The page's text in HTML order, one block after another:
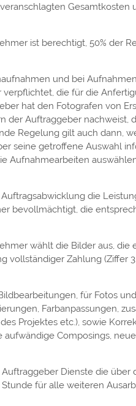
Gesamtkosten
ist berechtigt, 50% der
und bei
verpflichtet, die für die
hat den Fotografen von
der Auftraggeber nachweist,
Regelung gilt auch dann,
seine getroffene Auswahl
Aufnahmearbeiten
die
bevollmächtigt, die
wählt die Bilder aus,
vollständiger Zahlung (Ziffer
für Fotos
Farbanpassungen,
Projektes etc.), sowie
aufwändige Composings,
Dienste die
für alle weiteren